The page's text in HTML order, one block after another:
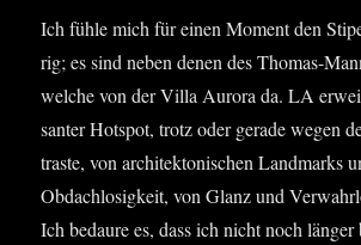
Ich füh­le mich für einen Moment den
rig; es sind neben denen des Tho­mas-
wel­che von der Vil­la Auro­ra da. LA
san­ter Hot­spot, trotz oder gera­de wegen
tras­te, von archi­tek­to­ni­schen Land­marks
Obdach­lo­sig­keit, von Glanz und
Ich bedau­re es, dass ich nicht noch